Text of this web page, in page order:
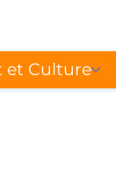
et Culture